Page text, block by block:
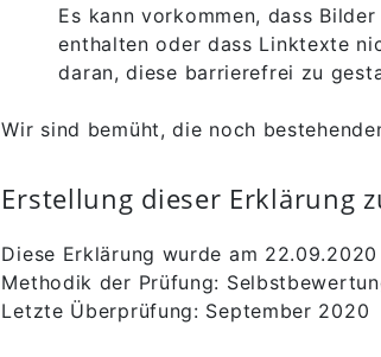
Es kann vorkommen, dass
enthalten oder dass Linktexte
daran, diese barrierefrei zu
Wir sind bemüht, die noch
Erstellung dieser Erklärung
Diese Erklärung wurde am
Methodik der Prüfung:
Letzte Überprüfung: September 2020